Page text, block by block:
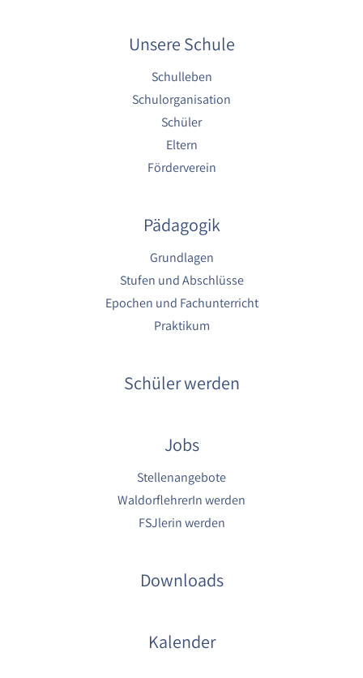
Unsere Schule
Schulleben
Schulorganisation
Schüler
Eltern
Förderverein
Pädagogik
Grundlagen
Stufen und Abschlüsse
Epochen und Fachunterricht
Praktikum
Schüler werden
Jobs
Stellenangebote
WaldorflehrerIn werden
FSJlerin werden
Downloads
Kalender
YouTube dienen der Erfassung von
Benutzerinteraktionen mit eingebetteten